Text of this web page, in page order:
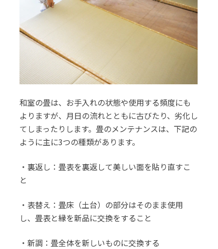
和室の畳は、お手入れの状態や使用する頻度にも
よりますが、月日の流れとともに古びたり、劣化し
てしまったりします。畳のメンテナンスは、下記の
ように主に3つの種類があります。
・裏返し：畳表を裏返して美しい面を貼り直すこ
と
・表替え：畳床（土台）の部分はそのまま使用
し、畳表と縁を新品に交換をすること
・新調：畳全体を新しいものに交換する